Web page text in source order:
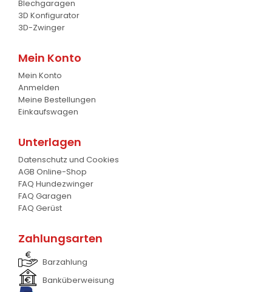
Schaufel
Gabel
Krokodil Gabel und Schaufel
Planierschild
Silageschieber
Frontanbau Kat. 1 und Kat.2
ANDERE
Blechgaragen
3D Konfigurator
3D-Zwinger
Mein Konto
Mein Konto
Anmelden
Meine Bestellungen
Einkaufswagen
Unterlagen
Datenschutz und Cookies
AGB Online-Shop
FAQ Hundezwinger
FAQ Garagen
FAQ Gerüst
Zahlungsarten
Barzahlung
Banküberweisung